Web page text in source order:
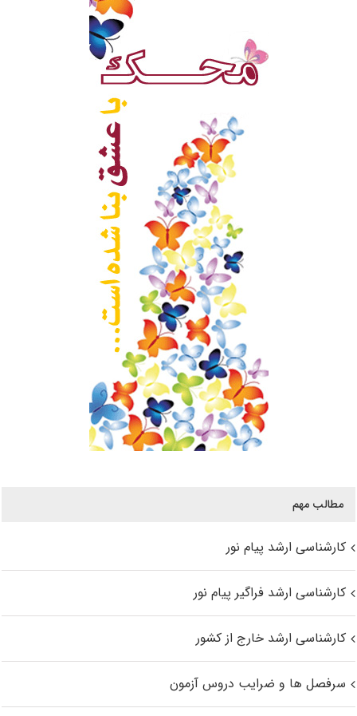
مطالب مهم
کارشناسی ارشد پیام نور
کارشناسی ارشد فراگیر پیام نور
کارشناسی ارشد خارج از کشور
سرفصل ها و ضرایب دروس آزمون